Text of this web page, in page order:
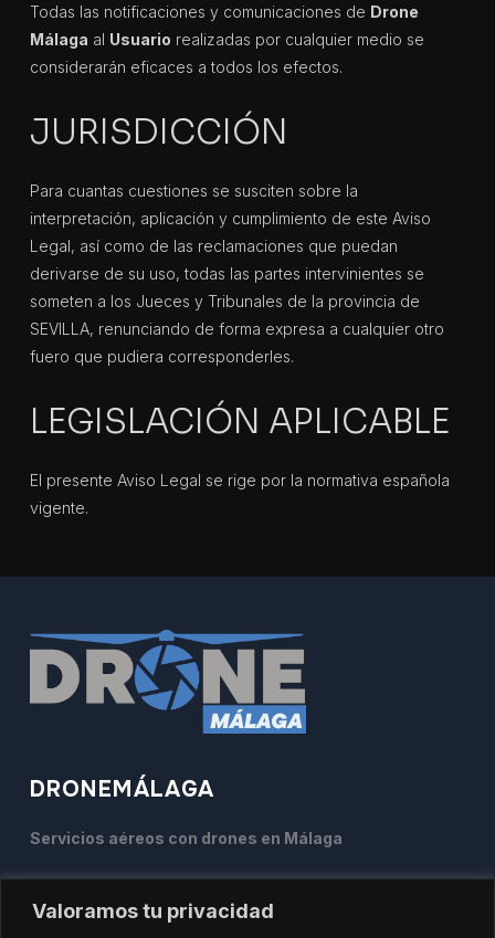
Valoramos tu privacidad
Todas las notificaciones y comunicaciones de Drone
Málaga al Usuario realizadas por cualquier medio se
considerarán eficaces a todos los efectos.
JURISDICCIÓN
Para cuantas cuestiones se susciten sobre la
interpretación, aplicación y cumplimiento de este Aviso
Legal, así como de las reclamaciones que puedan
derivarse de su uso, todas las partes intervinientes se
someten a los Jueces y Tribunales de la provincia de
SEVILLA, renunciando de forma expresa a cualquier otro
fuero que pudiera corresponderles.
LEGISLACIÓN APLICABLE
El presente Aviso Legal se rige por la normativa española
vigente.
DRONEMÁLAGA
Servicios aéreos con drones en Málaga